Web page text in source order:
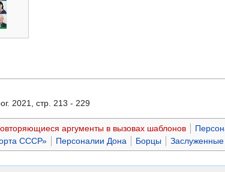
2021, стр. 213 - 229
аргументы в вызовах шаблонов
СССР» Персоналии Дона Борцы